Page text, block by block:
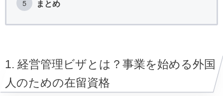
まとめ
1. 経営管理ビザとは？事業を始める外国
人のための在留資格